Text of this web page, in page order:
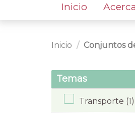
Inicio
Inicio Conjuntos
Temas
Transporte (1)